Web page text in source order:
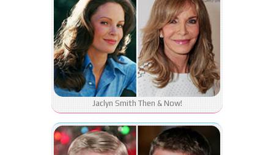
Jaclyn Smith Then & Now!